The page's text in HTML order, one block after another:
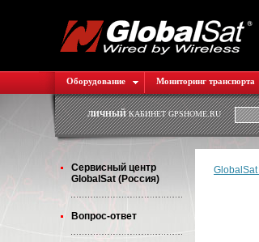
Оборудование Мониторинг транспорта
ЛИЧНЫЙКАБИНЕТ GPSHOME.RU
Cервисный центр
GlobalSat (Россия)
Вопрос-ответ
GlobalSat